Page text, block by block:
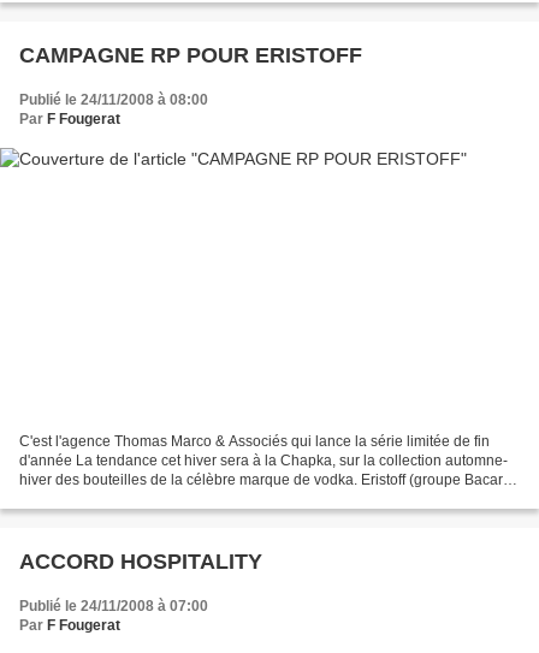
CAMPAGNE RP POUR ERISTOFF
Publié le 24/11/2008 à 08:00
Par F Fougerat
C'est l'agence Thomas Marco & Associés qui lance la série limitée de fin
d'année La tendance cet hiver sera à la Chapka, sur la collection automne-
hiver des bouteilles de la célèbre marque de vodka. Eristoff (groupe Bacardi-
ACCORD HOSPITALITY
Publié le 24/11/2008 à 07:00
Par F Fougerat